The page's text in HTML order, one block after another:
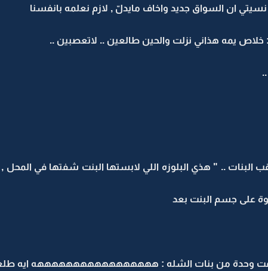
ان السواق جديد واخاف مايدلّ , لازم نعلمه بانفسنا
يمه هذاني نزلت والحين طالعين .. لاتعصبين ..
على جسم البنت بعد
وحدة من بنات الشله : هههههههههههههههههه ايه